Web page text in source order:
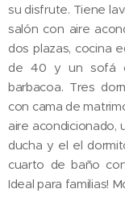
su disfrute. Tiene
salón con aire
dos plazas, cocina
de 40 y un sofá
barbacoa. Tres
con cama de
aire acondicionado,
ducha y el el
cuarto de baño
Ideal para familias!